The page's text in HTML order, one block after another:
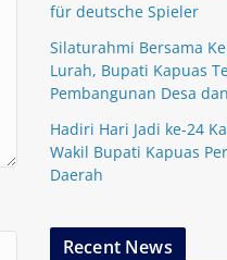
für deutsche Spieler
Silaturahmi Bersama
Lurah, Bupati Kapuas
Pembangunan Desa
Hadiri Hari Jadi ke-24
Wakil Bupati Kapuas
Daerah
Recent News